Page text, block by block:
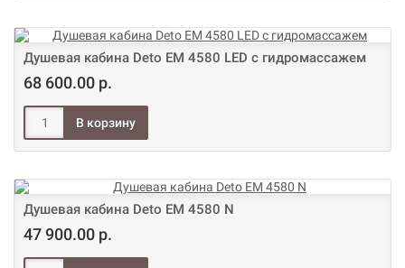
Душевая кабина Deto ЕМ 4580 LED с гидромассажем
68 600.00 р.
Душевая кабина Deto ЕМ 4580 N
47 900.00 р.